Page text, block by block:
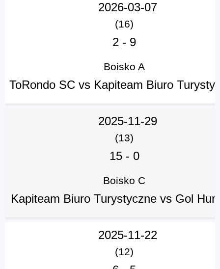
2026-03-07
(16)
2 - 9
Boisko A
ToRondo SC vs Kapiteam Biuro
2025-11-29
(13)
15- 0
Boisko C
Kapiteam Biuro Turystyczne vs Gol
2025-11-22
(12)